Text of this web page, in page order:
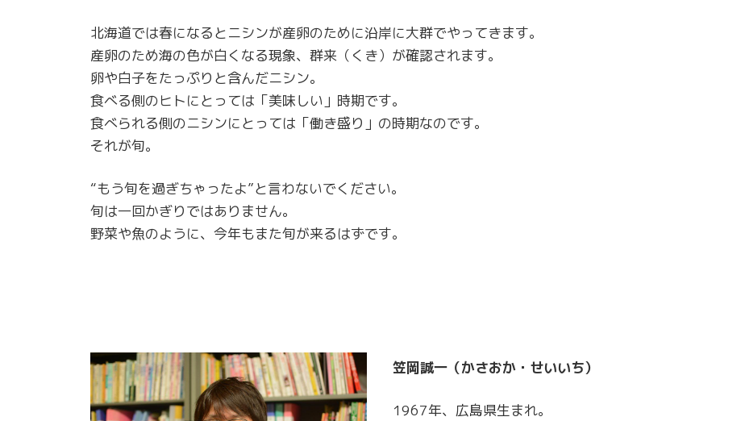
北海道では春になるとニシンが産卵のために沿岸に大群でやってきます。
産卵のため海の色が白くなる現象、群来（くき）が確認されます。
卵や白子をたっぷりと含んだニシン。
食べる側のヒトにとっては「美味しい」時期です。
食べられる側のニシンにとっては「働き盛り」の時期なのです。
それが旬。
“もう旬を過ぎちゃったよ”と言わないでください。
旬は一回かぎりではありません。
野菜や魚のように、今年もまた旬が来るはずです。
笠岡誠一（かさおか・せいいち）
1967年、広島県生まれ。